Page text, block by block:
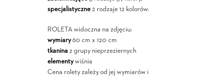
specjalistyczne2 rodzaje 12 kolorów.
ROLETA widoczna na zdjęciu:
wymiary60 cm x 120 cm
tkaninaz grupy nieprzeziernych
elementywiśnia
Cena rolety zależy od jej wymiarów i